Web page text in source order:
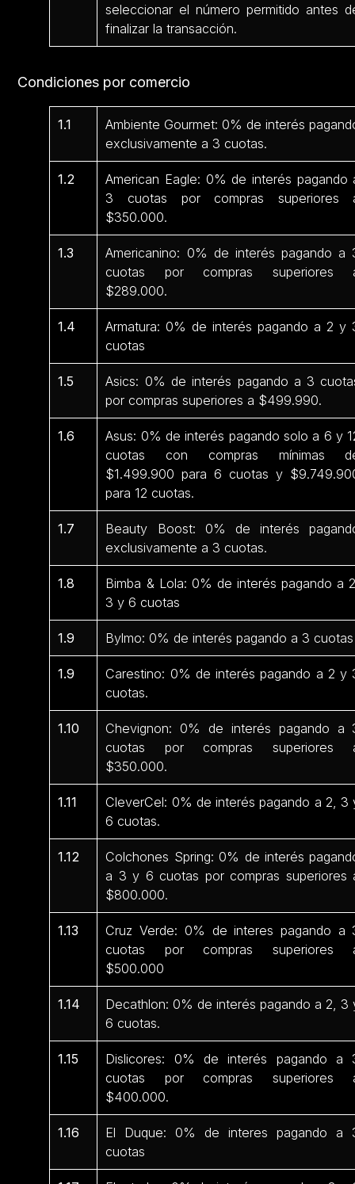
seleccionar el número permitido antes
finalizar la transacción.
Condiciones por comercio
1.1
Ambiente Gourmet: 0% de interés
exclusivamente a 3 cuotas.
1.2
American Eagle: 0% de interés pagando
3 cuotas por compras superiores
$350.000.
1.3
Americanino: 0% de interés pagando a
cuotas por compras superiores
$289.000.
1.4
Armatura: 0% de interés pagando a 2 y
cuotas
1.5
Asics: 0% de interés pagando a 3
por compras superiores a $499.990.
1.6
Asus: 0% de interés pagando solo a 6 y
cuotas con compras mínimas
$1.499.900 para 6 cuotas y
para 12 cuotas.
1.7
Beauty Boost: 0% de interés
exclusivamente a 3 cuotas.
1.8
Bimba & Lola: 0% de interés pagando a
3 y 6 cuotas
1.9 Bylmo: 0% de interés pagando a 3 cuotas
1.9
Carestino: 0% de interés pagando a 2 y
cuotas.
1.10
Chevignon: 0% de interés pagando a
cuotas por compras superiores
$350.000.
1.11
CleverCel: 0% de interés pagando a 2, 3
6 cuotas.
1.12
Colchones Spring: 0% de interés
a 3 y 6 cuotas por compras superiores
$800.000.
1.13
Cruz Verde: 0% de interes pagando a
cuotas por compras superiores
$500.000
1.14
Decathlon: 0% de interés pagando a 2, 3
6 cuotas.
1.15
Dislicores: 0% de interés pagando a
cuotas por compras superiores
$400.000.
1.16
El Duque: 0% de interes pagando a
cuotas